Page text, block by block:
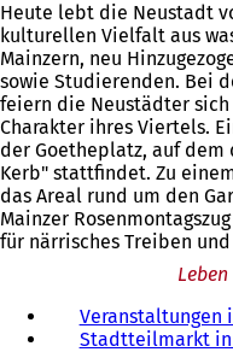
Heute lebt die Neustadt
kulturellen Vielfalt aus
Mainzern, neu
sowie Studierenden. Bei
feiern die Neustädter
Charakter ihres Viertels.
der Goetheplatz, auf
Kerb" stattfindet. Zu
das Areal rund um den
Mainzer
für närrisches Treiben
Veranstaltungen
Stadtteilmarkt